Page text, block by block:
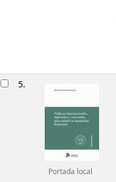
5.
Portada local